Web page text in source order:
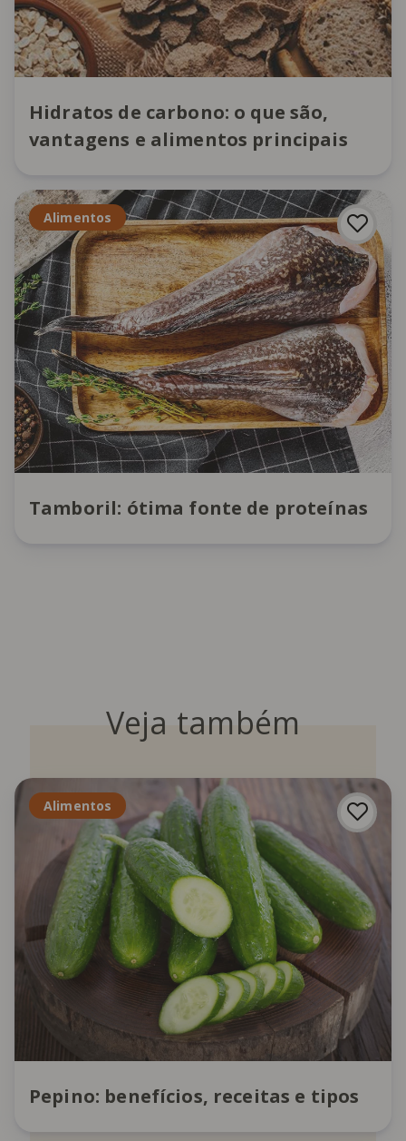
Hidratos de carbono: o que são,
vantagens e alimentos principais
Alimentos
Tamboril: ótima fonte de proteínas
Veja também
Alimentos
Pepino: benefícios, receitas e tipos